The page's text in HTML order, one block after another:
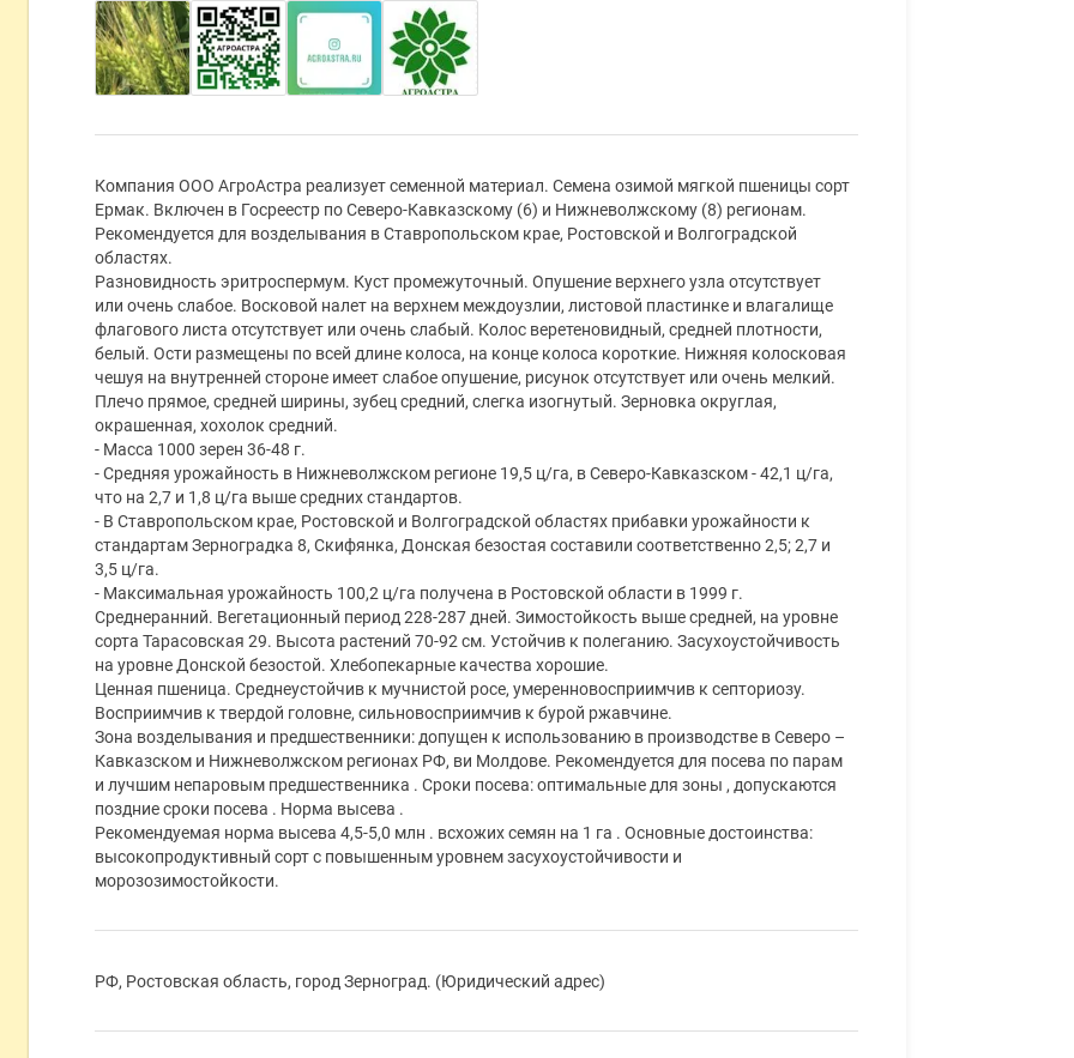
Компания ООО АгроАстра реализует семенной материал. Семена озимой мягкой пшеницы сорт
Ермак. Включен в Госреестр по Северо-Кавказскому (6) и Нижневолжскому (8) регионам.
Рекомендуется для возделывания в Ставропольском крае, Ростовской и Волгоградской
областях.
Разновидность эритроспермум. Куст промежуточный. Опушение верхнего узла отсутствует
или очень слабое. Восковой налет на верхнем междоузлии, листовой пластинке и влагалище
флагового листа отсутствует или очень слабый. Колос веретеновидный, средней плотности,
белый. Ости размещены по всей длине колоса, на конце колоса короткие. Нижняя колосковая
чешуя на внутренней стороне имеет слабое опушение, рисунок отсутствует или очень мелкий.
Плечо прямое, средней ширины, зубец средний, слегка изогнутый. Зерновка округлая,
окрашенная, хохолок средний.
- Масса 1000 зерен 36-48 г.
- Средняя урожайность в Нижневолжском регионе 19,5 ц/га, в Северо-Кавказском - 42,1 ц/га,
что на 2,7 и 1,8 ц/га выше средних стандартов.
- В Ставропольском крае, Ростовской и Волгоградской областях прибавки урожайности к
стандартам Зерноградка 8, Скифянка, Донская безостая составили соответственно 2,5; 2,7 и
3,5 ц/га.
- Максимальная урожайность 100,2 ц/га получена в Ростовской области в 1999 г.
Среднеранний. Вегетационный период 228-287 дней. Зимостойкость выше средней, на уровне
сорта Тарасовская 29. Высота растений 70-92 см. Устойчив к полеганию. Засухоустойчивость
на уровне Донской безостой. Хлебопекарные качества хорошие.
Ценная пшеница. Среднеустойчив к мучнистой росе, умеренновосприимчив к септориозу.
Восприимчив к твердой головне, сильновосприимчив к бурой ржавчине.
Зона возделывания и предшественники: допущен к использованию в производстве в Северо –
Кавказском и Нижневолжском регионах РФ, ви Молдове. Рекомендуется для посева по парам
и лучшим непаровым предшественника . Сроки посева: оптимальные для зоны , допускаются
поздние сроки посева . Норма высева .
Рекомендуемая норма высева 4,5-5,0 млн . всхожих семян на 1 га . Основные достоинства:
высокопродуктивный сорт с повышенным уровнем засухоустойчивости и
морозозимостойкости.
РФ, Ростовская область, город Зерноград. (Юридический адрес)